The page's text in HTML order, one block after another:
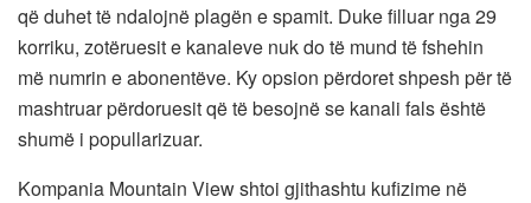
që duhet të ndalojnë plagën e spamit. Duke filluar nga 29
korriku, zotëruesit e kanaleve nuk do të mund të fshehin
më numrin e abonentëve. Ky opsion përdoret shpesh për të
mashtruar përdoruesit që të besojnë se kanali fals është
shumë i popullarizuar.
Kompania Mountain View shtoi gjithashtu kufizime në